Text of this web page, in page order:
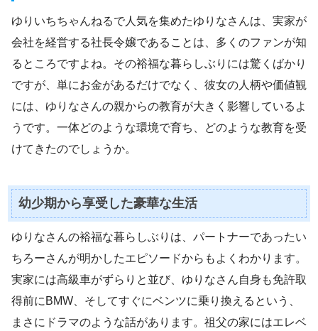
ゆりいちちゃんねるで人気を集めたゆりなさんは、実家が
会社を経営する社長令嬢であることは、多くのファンが知
るところですよね。その裕福な暮らしぶりには驚くばかり
ですが、単にお金があるだけでなく、彼女の人柄や価値観
には、ゆりなさんの親からの教育が大きく影響しているよ
うです。一体どのような環境で育ち、どのような教育を受
けてきたのでしょうか。
幼少期から享受した豪華な生活
ゆりなさんの裕福な暮らしぶりは、パートナーであったい
ちろーさんが明かしたエピソードからもよくわかります。
実家には高級車がずらりと並び、ゆりなさん自身も免許取
得前にBMW、そしてすぐにベンツに乗り換えるという、
まさにドラマのような話があります。祖父の家にはエレベ